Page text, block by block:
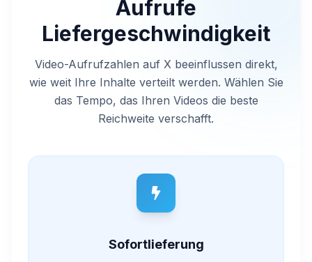
Aufrufe
Liefergeschwindigkeit
Video-Aufrufzahlen auf X beeinflussen direkt,
wie weit Ihre Inhalte verteilt werden. Wählen Sie
das Tempo, das Ihren Videos die beste
Reichweite verschafft.
Sofortlieferung